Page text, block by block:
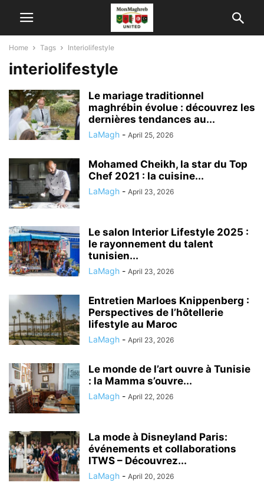
Home Tags Interiolifestyle
interiolifestyle
Le mariage traditionnel
maghrébin évolue : découvrez les
dernières tendances au...
LaMagh - April 25, 2026
Mohamed Cheikh, la star du Top
Chef 2021 : la cuisine...
LaMagh - April 23, 2026
Le salon Interior Lifestyle 2025 :
le rayonnement du talent
tunisien...
LaMagh - April 23, 2026
Entretien Marloes Knippenberg :
Perspectives de l’hôtellerie
lifestyle au Maroc
LaMagh - April 23, 2026
Le monde de l’art ouvre à Tunisie
: la Mamma s’ouvre...
LaMagh - April 22, 2026
La mode à Disneyland Paris:
événements et collaborations
ITWS – Découvrez...
LaMagh - April 20, 2026